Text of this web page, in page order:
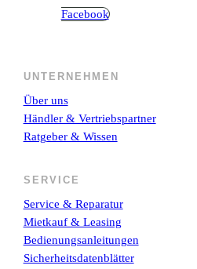
Facebook
UNTERNEHMEN
Über uns
Händler & Vertriebspartner
Ratgeber & Wissen
SERVICE
Service & Reparatur
Mietkauf & Leasing
Bedienungsanleitungen
Sicherheitsdatenblätter